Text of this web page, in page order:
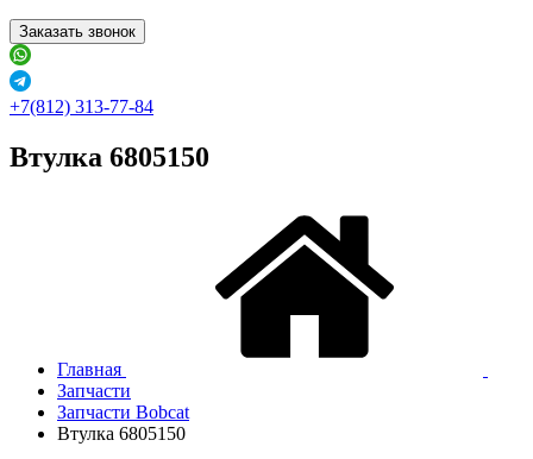
Заказать звонок
+7(812) 313-77-84
Втулка 6805150
Главная
Запчасти
Запчасти Bobcat
Втулка 6805150